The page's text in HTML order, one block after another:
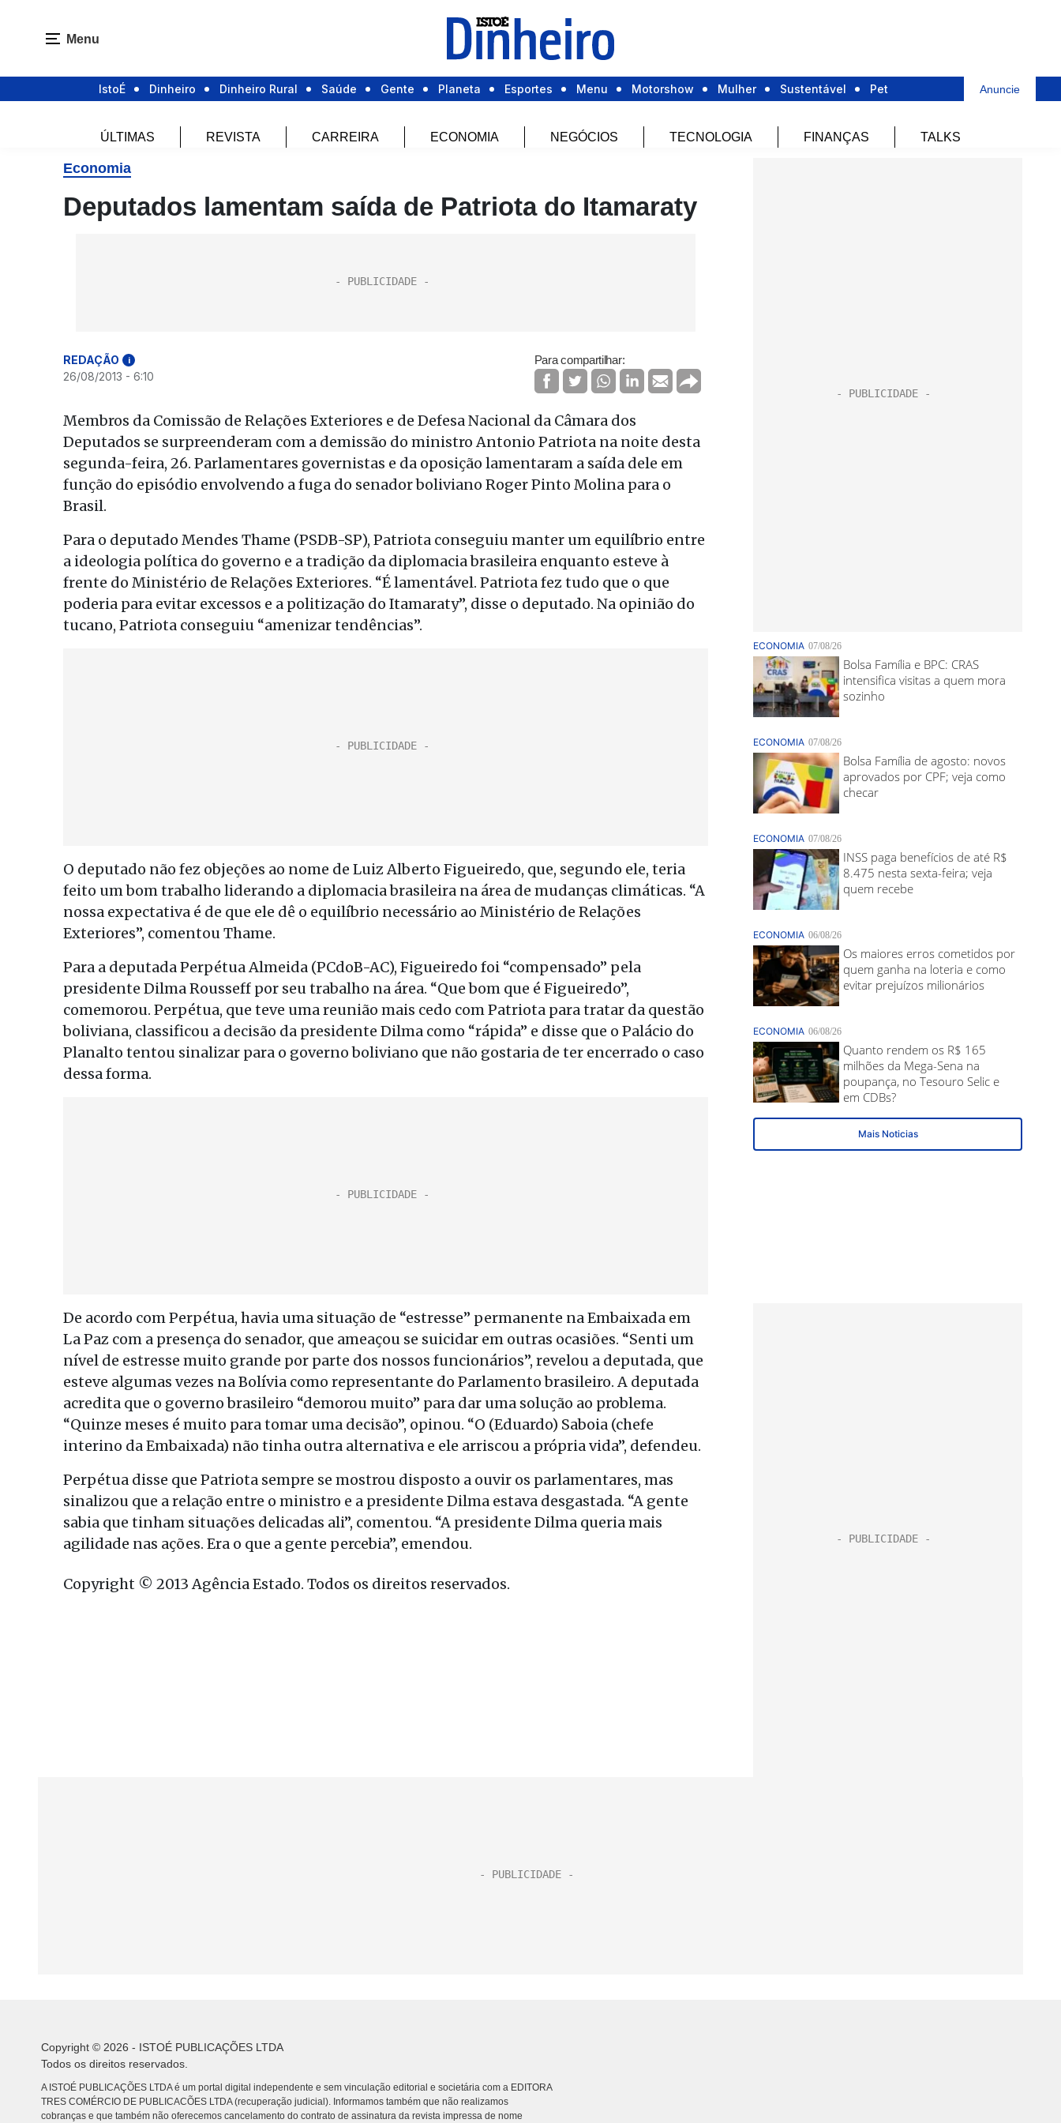
Menu
IstoÉ Dinheiro Dinheiro Rural Saúde Gente Planeta Esportes Menu Motorshow Mulher Sustentável Pet Anuncie
ÚLTIMAS REVISTA CARREIRA ECONOMIA NEGÓCIOS TECNOLOGIA FINANÇAS TALKS
Economia
Deputados lamentam saída de Patriota do Itamaraty
REDAÇÃO i
26/08/2013 - 6:10
Para compartilhar:
Membros da Comissão de Relações Exteriores e de Defesa Nacional da Câmara dos
Deputados se surpreenderam com a demissão do ministro Antonio Patriota na noite desta
segunda-feira, 26. Parlamentares governistas e da oposição lamentaram a saída dele em
função do episódio envolvendo a fuga do senador boliviano Roger Pinto Molina para o
Brasil.
Para o deputado Mendes Thame (PSDB-SP), Patriota conseguiu manter um equilíbrio entre
a ideologia política do governo e a tradição da diplomacia brasileira enquanto esteve à
frente do Ministério de Relações Exteriores. “É lamentável. Patriota fez tudo que o que
poderia para evitar excessos e a politização do Itamaraty”, disse o deputado. Na opinião do
tucano, Patriota conseguiu “amenizar tendências”.
O deputado não fez objeções ao nome de Luiz Alberto Figueiredo, que, segundo ele, teria
feito um bom trabalho liderando a diplomacia brasileira na área de mudanças climáticas. “A
nossa expectativa é de que ele dê o equilíbrio necessário ao Ministério de Relações
Exteriores”, comentou Thame.
Para a deputada Perpétua Almeida (PCdoB-AC), Figueiredo foi “compensado” pela
presidente Dilma Rousseff por seu trabalho na área. “Que bom que é Figueiredo”,
comemorou. Perpétua, que teve uma reunião mais cedo com Patriota para tratar da questão
boliviana, classificou a decisão da presidente Dilma como “rápida” e disse que o Palácio do
Planalto tentou sinalizar para o governo boliviano que não gostaria de ter encerrado o caso
dessa forma.
De acordo com Perpétua, havia uma situação de “estresse” permanente na Embaixada em
La Paz com a presença do senador, que ameaçou se suicidar em outras ocasiões. “Senti um
nível de estresse muito grande por parte dos nossos funcionários”, revelou a deputada, que
esteve algumas vezes na Bolívia como representante do Parlamento brasileiro. A deputada
acredita que o governo brasileiro “demorou muito” para dar uma solução ao problema.
“Quinze meses é muito para tomar uma decisão”, opinou. “O (Eduardo) Saboia (chefe
interino da Embaixada) não tinha outra alternativa e ele arriscou a própria vida”, defendeu.
Perpétua disse que Patriota sempre se mostrou disposto a ouvir os parlamentares, mas
sinalizou que a relação entre o ministro e a presidente Dilma estava desgastada. “A gente
sabia que tinham situações delicadas ali”, comentou. “A presidente Dilma queria mais
agilidade nas ações. Era o que a gente percebia”, emendou.
Copyright © 2013 Agência Estado. Todos os direitos reservados.
Copyright © 2026 - ISTOÉ PUBLICAÇÕES LTDA
Todos os direitos reservados.
A ISTOÉ PUBLICAÇÕES LTDA é um portal digital independente e sem vinculação editorial e societária com a EDITORA
TRES COMÉRCIO DE PUBLICACÕES LTDA (recuperação judicial). Informamos também que não realizamos
cobranças e que também não oferecemos cancelamento do contrato de assinatura da revista impressa de nome